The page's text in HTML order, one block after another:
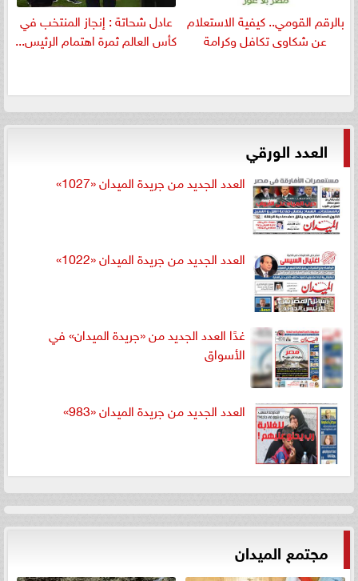
بالرقم القومي.. كيفية الاستعلام
عن شكاوى تكافل وكرامة
عادل شحاتة : إنجاز المنتخب في
كأس العالم ثمرة اهتمام الرئيس...
العدد الورقي
العدد الجديد من جريدة الميدان «1027»
العدد الجديد من جريدة الميدان «1022»
غدًا العدد الجديد من «جريدة الميدان» في
الأسواق
العدد الجديد من جريدة الميدان «983»
مجتمع الميدان